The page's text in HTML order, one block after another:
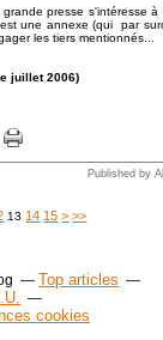
presse s'intéresse
une annexe (qui par
les tiers mentionnés...
juillet 2006)
Published by
13 14 15 > >>
Top articles
cookies